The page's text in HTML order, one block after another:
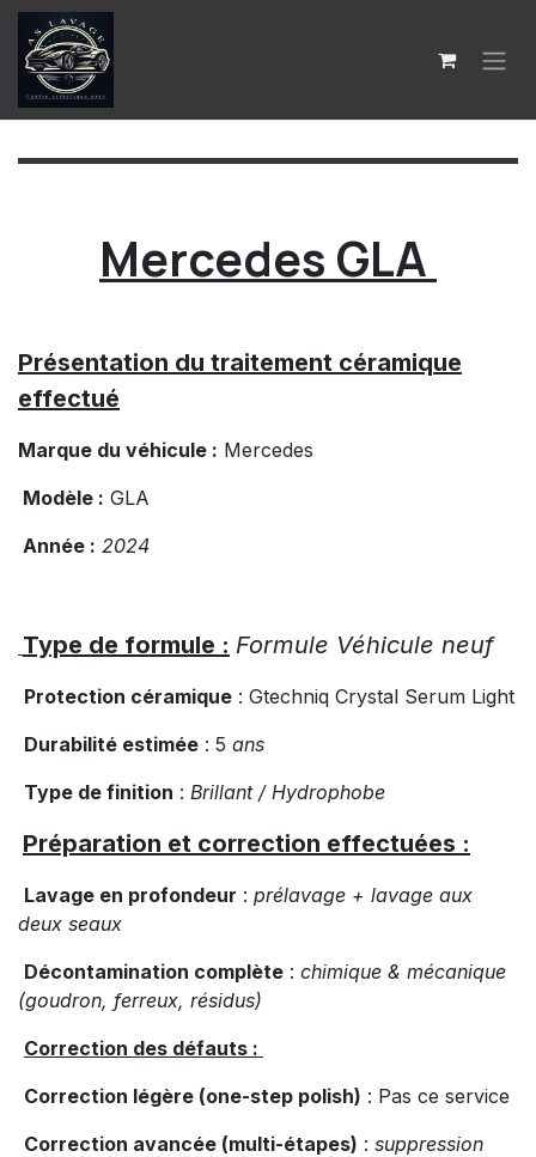
Se rendre au contenu
Mercedes GLA
Présentation du traitement céramique
effectué
Marque du véhicule : Mercedes
Modèle : GLA
Année : 2024
Type de formule : Formule Véhicule neuf
Protection céramique : Gtechniq Crystal Serum Light
Durabilité estimée : 5 ans
Type de finition : Brillant / Hydrophobe
Préparation et correction effectuées :
Lavage en profondeur : prélavage + lavage aux
deux seaux
Décontamination complète : chimique & mécanique
(goudron, ferreux, résidus)
Correction des défauts :
Correction légère (one-step polish) : Pas ce service
Correction avancée (multi-étapes) : suppression